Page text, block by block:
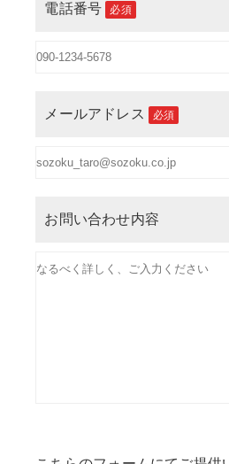
電話番号 必須
メールアドレス 必須
お問い合わせ内容